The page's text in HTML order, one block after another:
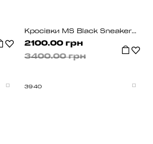
Кросівки MS Black Sneakers White 1000-1
2100.00 грн
3400.00 грн
3940